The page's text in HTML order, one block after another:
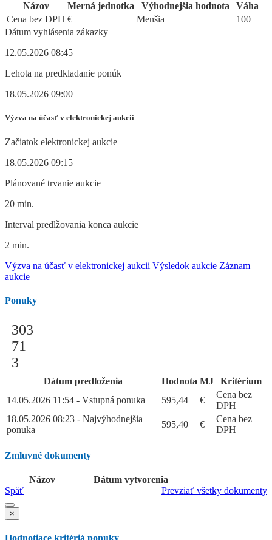
Názov Merná jednotka Výhodnejšia hodnota
Váha
Cena bez DPH € Menšia
100
Dátum vyhlásenia zákazky
12.05.2026 08:45
Lehota na predkladanie ponúk
18.05.2026 09:00
Výzva na účasť v elektronickej aukcii
Začiatok elektronickej aukcie
18.05.2026 09:15
Plánované trvanie aukcie
20 min.
Interval predlžovania konca aukcie
2 min.
Výzva na účasť v elektronickej aukcii Výsledok aukcie Záznam
aukcie
Ponuky
303
71
3
Dátum predloženia Hodnota MJ
Kritérium
14.05.2026 11:54 - Vstupná ponuka
595,44 €
Cena bez
DPH
18.05.2026 08:23 - Najvýhodnejšia
ponuka
595,40 €
Cena bez
DPH
Zmluvné dokumenty
Názov
Dátum vytvorenia
Prevziať všetky dokumenty
Späť
×
Hodnotiace kritériá ponuky